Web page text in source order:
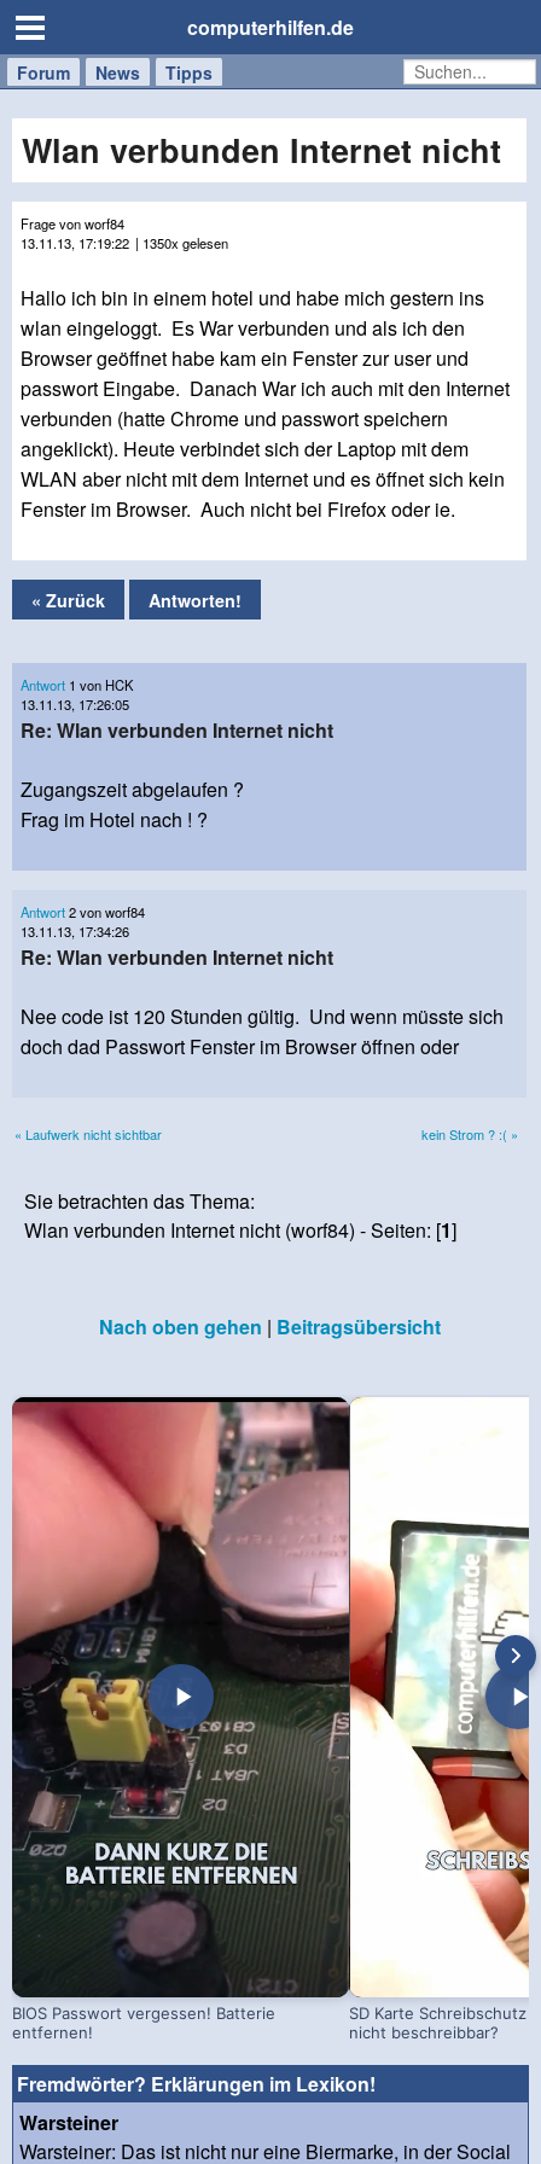
computerhilfen.de
Forum News Tipps
Handy
Tablet
Windows
Mac
Wlan verbunden Internet nicht
Frage von worf84
13.11.13, 17:19:22 | 1350x gelesen
Hallo ich bin in einem hotel und habe mich gestern ins
wlan eingeloggt. Es War verbunden und als ich den
Browser geöffnet habe kam ein Fenster zur user und
passwort Eingabe. Danach War ich auch mit den Internet
verbunden (hatte Chrome und passwort speichern
angeklickt). Heute verbindet sich der Laptop mit dem
WLAN aber nicht mit dem Internet und es öffnet sich kein
Fenster im Browser. Auch nicht bei Firefox oder ie.
« Zurück Antworten!
Antwort 1 von HCK
13.11.13, 17:26:05
Re: Wlan verbunden Internet nicht
Zugangszeit abgelaufen ?
Frag im Hotel nach ! ?
Antwort2 von worf84
13.11.13, 17:34:26
Re: Wlan verbunden Internet nicht
Nee code ist 120 Stunden gültig. Und wenn müsste sich
doch dad Passwort Fenster im Browser öffnen oder
« Laufwerk nicht sichtbar kein Strom ? :( »
Sie betrachten das Thema:
Wlan verbunden Internet nicht (worf84) - Seiten: [1]
Nach oben gehen | Beitragsübersicht
BIOS Passwort vergessen! Batterie
entfernen!
SD Karte Schreibschutz
nicht beschreibbar?
Fremdwörter? Erklärungen im Lexikon!
Warsteiner
Warsteiner: Das ist nicht nur eine Biermarke, in der Social